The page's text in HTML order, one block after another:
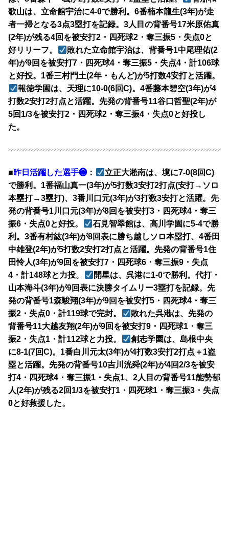
歌山は、立命館宇治に4-0で勝利。6番楠本龍生(3年)が走
者一掃となる3点3塁打を記録。3人目の背番号17米原佑真
(2年)が残る4回を被安打2・四死球2・奪三振5・失点0と
好リリーフ。
敗れた立命館宇治は、背番号1中尾理佑(2
年)が9回を被安打7・四死球4・奪三振5・失点4・計106球
と好投。1番三村門土(2年・もんど)が5打数4安打と活躍。
報徳学園は、天理に10-0(6回C)。4番藤本碧空(3年)が4
打数2安打2打点と活躍。先発の背番号11谷口哲聖(2年)が
5回1/3を被安打2・四死球2・奪三振4・失点0と好投し
た。
■昨日活躍した選手❷：
立正大淞南は、境に7-0(8回C)
で勝利。1番福山真一(3年)が5打数3安打2打点(安打→ソロ
本塁打→3塁打)、3番川口元(3年)が3打数3安打と活躍。先
発の背番号1川口元(3年)が8回を被安打3・四死球4・奪三
振6・失点0と好投。
石見智翠館は、高川学園に5-4で勝
利。3番有村紘(3年)が8回表に勝ち越しソロ本塁打、4番田
中雄登(2年)が5打数2安打2打点と活躍。先発の背番号1住
田怜人(3年)が9回を被安打7・四死球6・奪三振9・失点
4・計148球と力投。
開星は、呉港に1-0で勝利。代打・
山本海斗(3年)が9回表に決勝タイムリー3塁打を記録。先
発の背番号1森駿翔(3年)が9回を被安打5・四死球4・奪三
振2・失点0・計119球で完封。
敗れた呉港は、先発の
背番号11大越友翔(2年)が9回を被安打9・四死球1・奪三
振2・失点1・計112球と力投。
創志学園は、島根中央
に8-1(7回C)。1番白川元太(3年)が4打数3安打2打点＋1盗
塁と活躍。先発の背番号10吉川洸舜(2年)が4回2/3を被安
打4・四死球4・奪三振1・失点1、2人目の背番号11能勢郁
人(2年)が残る2回1/3を被安打1・四死球1・奪三振3・失点
0と好救援した。